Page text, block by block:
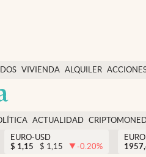
VIVIENDA ALQUILER
ACTUALIDAD
EURO-USD
$ 1,15 $ 1,15 -0.20%